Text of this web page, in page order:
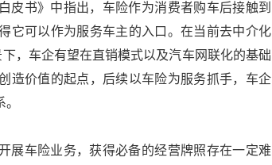
皮书》中指出，车险作为消费者购车后接触到
它可以作为服务车主的入口。在当前去中介化
，车企有望在直销模式以及汽车网联化的基础
造价值的起点，后续以车险为服务抓手，车企
展车险业务，获得必备的经营牌照存在一定难